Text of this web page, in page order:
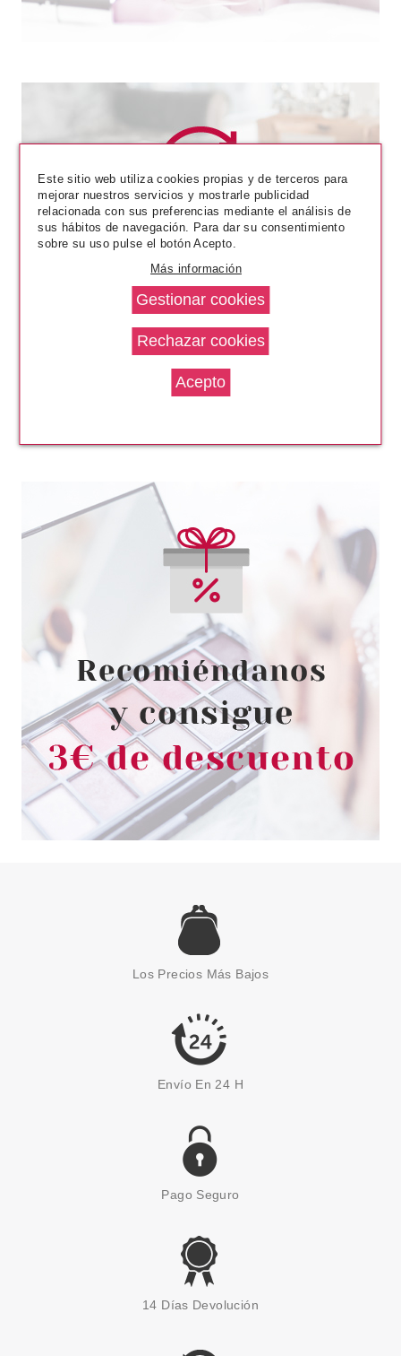
CATRICE
CATRICE THE JOKER TOPPER
010
Pvr 5.29€
-13%
desde
4.60€
CATRICE
CATRICE MASCARA DE
PESTAÑAS HYPER LASH WP
-15%
desde
5.95€
CATRICE
CATRICE MASCARA DE
PESTAÑAS LASH DRESSER
COMB 010 11 ML
2.95€
CATRICE
CATRICE CEPILLO PARA CEJAS
030 DARK BROW(N) IS THE
Los Precios Más Bajos
Envío En 24 H
Pago Seguro
14 Días Devolución
Este sitio web utiliza cookies propias y de terceros para
mejorar nuestros servicios y mostrarle publicidad
relacionada con sus preferencias mediante el análisis de
sus hábitos de navegación. Para dar su consentimiento
sobre su uso pulse el botón Acepto.
Más información